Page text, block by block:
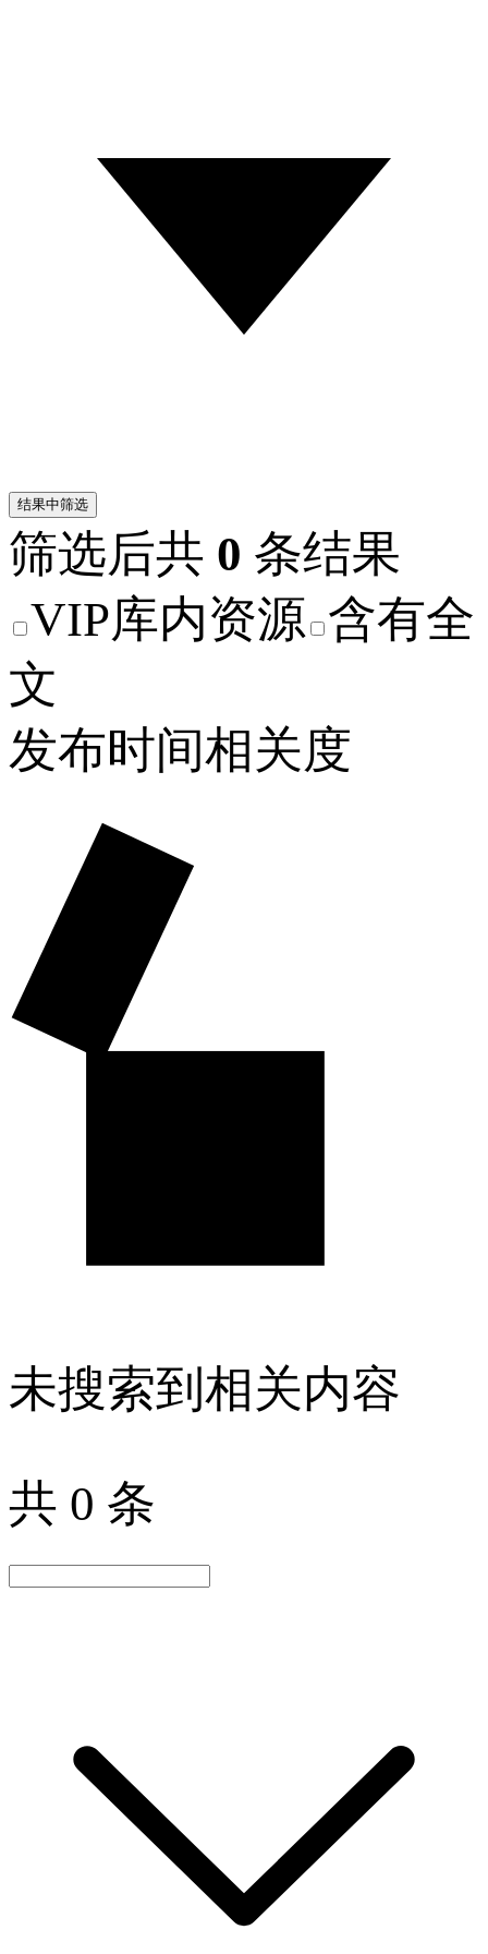
结果中筛选
筛选后共 0 条结果
VIP库内资源 含有全
文
发布时间相关度
未搜索到相关内容
共 0 条